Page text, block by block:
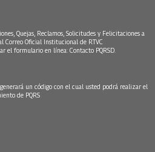
Quejas, Reclamos, Solicitudes y Felicitaciones a
Oficial Institucional de RTVC
el formulario en línea: Contacto PQRSD.
un código con el cual usted podrá realizar el
de PQRS